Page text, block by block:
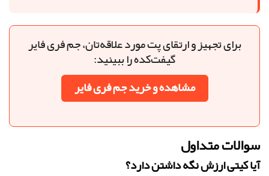
برای تجهیز و ارتقای پت مورد علاقه‌تان، جم فری فایر
گیفت‌کده را ببینید:
مشاهده و خرید جم فری فایر
سوالات متداول
آیا کیتی ارزش نگه داشتن دارد؟